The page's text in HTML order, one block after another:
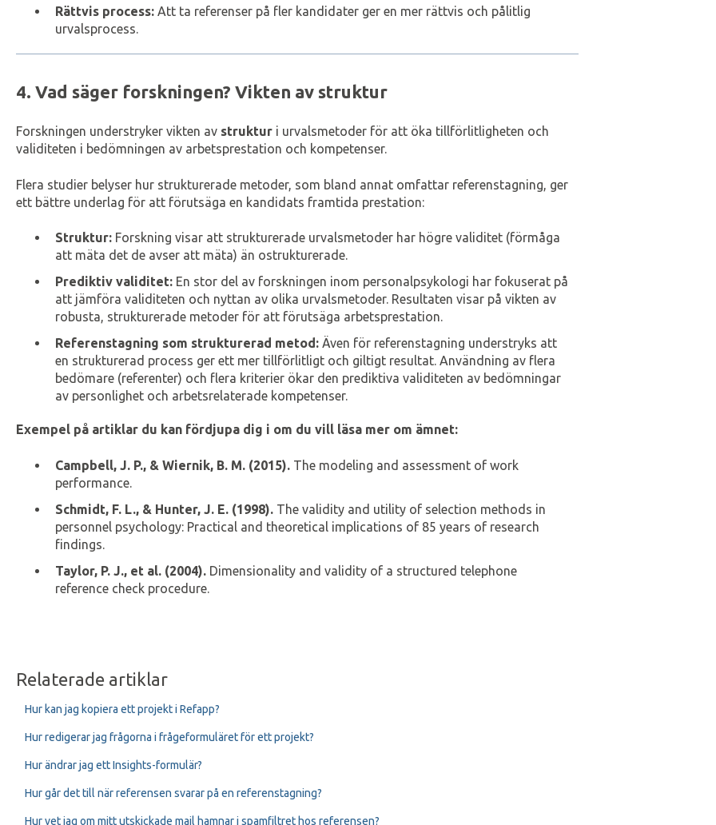
Rättvis process:Att ta referenser på fler kandidater ger en mer rättvis och pålitlig
urvalsprocess.
4. Vad säger forskningen? Vikten av struktur
Forskningen understryker vikten av strukturi urvalsmetoder för att öka tillförlitligheten och
validiteten i bedömningen av arbetsprestation och kompetenser.
Flera studier belyser hur strukturerade metoder, som bland annat omfattar referenstagning, ger
ett bättre underlag för att förutsäga en kandidats framtida prestation:
Struktur:Forskning visar att strukturerade urvalsmetoder har högre validitet (förmåga
att mäta det de avser att mäta) än ostrukturerade.
Prediktiv validitet:En stor del av forskningen inom personalpsykologi har fokuserat på
att jämföra validiteten och nyttan av olika urvalsmetoder. Resultaten visar på vikten av
robusta, strukturerade metoder för att förutsäga arbetsprestation.
Referenstagning som strukturerad metod:Även för referenstagning understryks att
en strukturerad process ger ett mer tillförlitligt och giltigt resultat. Användning av flera
bedömare (referenter) och flera kriterier ökar den prediktiva validiteten av bedömningar
av personlighet och arbetsrelaterade kompetenser.
Exempel på artiklar du kan fördjupa dig i om du vill läsa mer om ämnet:
Campbell, J. P., & Wiernik, B. M. (2015).The modeling and assessment of work
performance.
Schmidt, F. L., & Hunter, J. E. (1998).The validity and utility of selection methods in
personnel psychology: Practical and theoretical implications of 85 years of research
findings.
Taylor, P. J., et al. (2004).Dimensionality and validity of a structured telephone
reference check procedure.
Relaterade artiklar
Hur kan jag kopiera ett projekt i Refapp?
Hur redigerar jag frågorna i frågeformuläret för ett projekt?
Hur ändrar jag ett Insights-formulär?
Hur går det till när referensen svarar på en referenstagning?
Hur vet jag om mitt utskickade mail hamnar i spamfiltret hos referensen?